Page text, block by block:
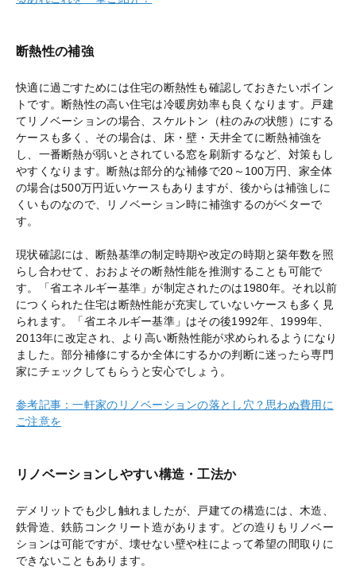
断熱性の補強
快適に過ごすためには住宅の断熱性も確認しておきたいポイン
トです。断熱性の高い住宅は冷暖房効率も良くなります。戸建
てリノベーションの場合、スケルトン（柱のみの状態）にする
ケースも多く、その場合は、床・壁・天井全てに断熱補強を
し、一番断熱が弱いとされている窓を刷新するなど、対策もし
やすくなります。断熱は部分的な補修で20～100万円、家全体
の場合は500万円近いケースもありますが、後からは補強しに
くいものなので、リノベーション時に補強するのがベターで
す。
現状確認には、断熱基準の制定時期や改定の時期と築年数を照
らし合わせて、おおよその断熱性能を推測することも可能で
す。「省エネルギー基準」が制定されたのは1980年。それ以前
につくられた住宅は断熱性能が充実していないケースも多く見
られます。「省エネルギー基準」はその後1992年、1999年、
2013年に改定され、より高い断熱性能が求められるようになり
ました。部分補修にするか全体にするかの判断に迷ったら専門
家にチェックしてもらうと安心でしょう。
参考記事：一軒家のリノベーションの落とし穴？思わぬ費用に
ご注意を
リノベーションしやすい構造・工法か
デメリットでも少し触れましたが、戸建ての構造には、木造、
鉄骨造、鉄筋コンクリート造があります。どの造りもリノベー
ションは可能ですが、壊せない壁や柱によって希望の間取りに
できないこともあります。